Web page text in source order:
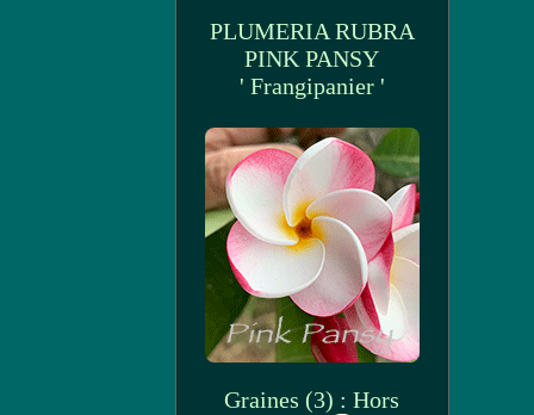
PLUMERIA RUBRA
PINK PANSY
' Frangipanier '
Graines (3) : Hors